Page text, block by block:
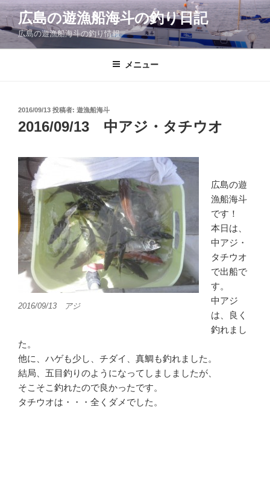
コ
ン
ン
広島の遊漁船海斗の釣り日記
広島の遊漁船海斗の釣り情報
メニュー
投
稿
日:
2016/09/13 投稿者: 遊漁船海斗
2016/09/13 中アジ・タチウオ
2016/09/13 アジ
広島の遊
漁船海斗
です！
本日は、
中アジ・
タチウオ
で出船で
す。
中アジ
は、良く
釣れまし
た。
他に、ハゲも少し、チダイ、真鯛も釣れました。
結局、五目釣りのようになってしましましたが、
そこそこ釣れたので良かったです。
タチウオは・・・全くダメでした。